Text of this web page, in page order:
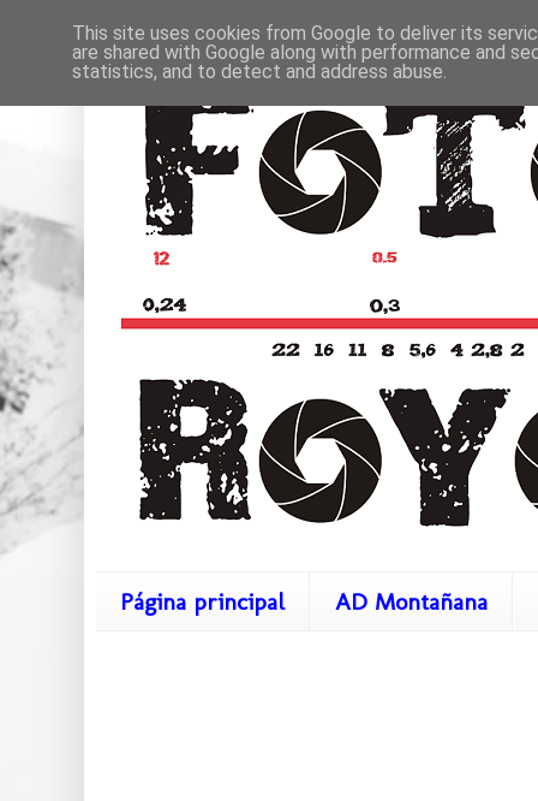
Página principal AD Montañana
This site uses cookies from Google to deliver its
are shared with Google along with performance and
statistics, and to detect and address abuse.